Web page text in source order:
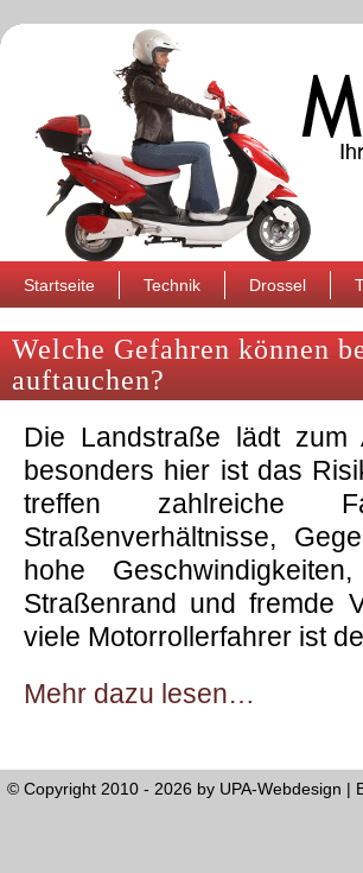
Startseite Technik Drossel
Welche Gefahren können
auftauchen?
Die Landstraße lädt zum
besonders hier ist das
treffen zahlreiche
Straßenverhältnisse,
hohe
Straßenrand und fremde
viele Motorrollerfahrer ist
Mehr dazu lesen…
© Copyright 2010 - 2026 by UPA-Webdesign |